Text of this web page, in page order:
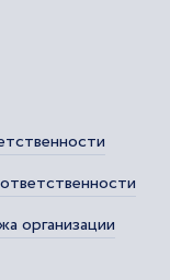
организации